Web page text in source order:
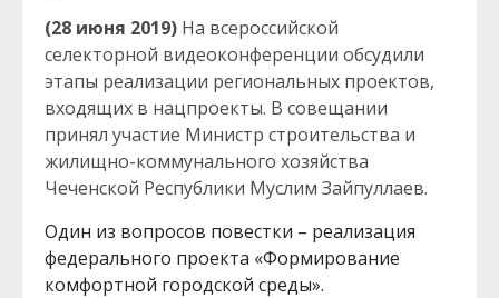
(28 июня 2019) На всероссийской
селекторной видеоконференции обсудили
этапы реализации региональных проектов,
входящих в нацпроекты. В совещании
принял участие Министр строительства и
жилищно-коммунального хозяйства
Чеченской Республики Муслим Зайпуллаев.
Один из вопросов повестки – реализация
федерального проекта «Формирование
комфортной городской среды».